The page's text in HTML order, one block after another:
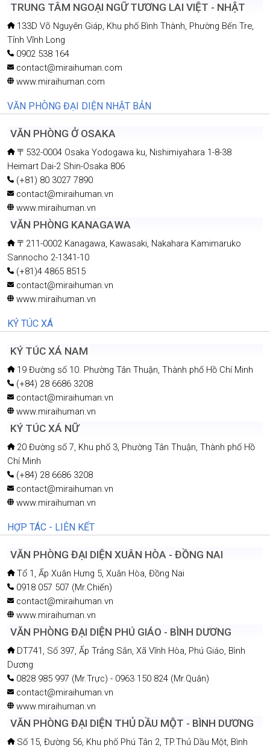
TRUNG TÂM NGOẠI NGỮ TƯƠNG LAI VIỆT - NHẬT
133D Võ Nguyên Giáp, Khu phố Bình Thành, Phường Bến Tre,
Tỉnh Vĩnh Long
0902 538 164
contact@miraihuman.com
www.miraihuman.com
VĂN PHÒNG ĐẠI DIỆN NHẬT BẢN
VĂN PHÒNG Ở OSAKA
〒532-0004 Osaka Yodogawa ku, Nishimiyahara 1-8-38
Heimart Dai-2 Shin-Osaka 806
(+81) 80 3027 7890
contact@miraihuman.vn
www.miraihuman.vn
VĂN PHÒNG KANAGAWA
〒211-0002 Kanagawa, Kawasaki, Nakahara Kamimaruko
Sannocho 2-1341-10
(+81)4 4865 8515
contact@miraihuman.vn
www.miraihuman.vn
KÝ TÚC XÁ
KÝ TÚC XÁ NAM
19 Đường số 10. Phường Tân Thuận, Thành phố Hồ Chí Minh
(+84) 28 6686 3208
contact@miraihuman.vn
www.miraihuman.vn
KÝ TÚC XÁ NỮ
20 Đường số 7, Khu phố 3, Phường Tân Thuận, Thành phố Hồ
Chí Minh
(+84) 28 6686 3208
contact@miraihuman.vn
www.miraihuman.vn
HỢP TÁC - LIÊN KẾT
VĂN PHÒNG ĐẠI DIỆN XUÂN HÒA - ĐỒNG NAI
Tổ 1, Ấp Xuân Hưng 5, Xuân Hòa, Đồng Nai
0918 057 507 (Mr.Chiến)
contact@miraihuman.vn
www.miraihuman.vn
VĂN PHÒNG ĐẠI DIỆN PHÚ GIÁO - BÌNH DƯƠNG
DT741, Số 397, Ấp Trảng Sắn, Xã Vĩnh Hòa, Phú Giáo, Bình
Dương
0828 985 997 (Mr.Trực) - 0963 150 824 (Mr.Quân)
contact@miraihuman.vn
www.miraihuman.vn
VĂN PHÒNG ĐẠI DIỆN THỦ DẦU MỘT - BÌNH DƯƠNG
Số 15, Đường 56, Khu phố Phú Tân 2, TP.Thủ Dầu Một, Bình